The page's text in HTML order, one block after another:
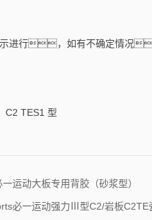
示进行，如有不确定情况
C2 TES1 型
运动大板专用背胶（砂浆型）
一运动强力Ⅲ型C2/岩板C2TE